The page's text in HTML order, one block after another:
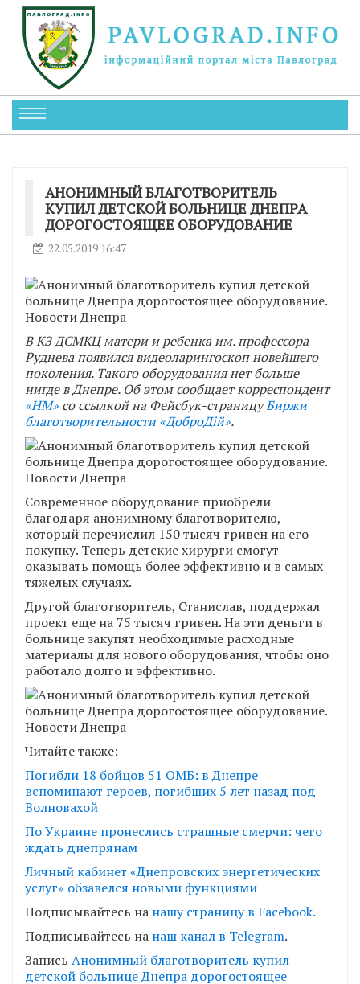
АНОНИМНЫЙ БЛАГОТВОРИТЕЛЬ
КУПИЛ ДЕТСКОЙ БОЛЬНИЦЕ ДНЕПРА
ДОРОГОСТОЯЩЕЕ ОБОРУДОВАНИЕ
22.05.2019 16:47
В КЗ ДСМКЦ матери и ребенка им. профессора
Руднева появился видеоларингоскоп новейшего
поколения. Такого оборудования нет больше
нигде в Днепре. Об этом сообщает корреспондент
«НМ» со ссылкой на Фейсбук-страницуБиржи
благотворительности «ДоброДій».
Современное оборудование приобрели
благодаря анонимному благотворителю,
который перечислил 150 тысяч гривен на его
покупку. Теперь детские хирурги смогут
оказывать помощь более эффективно и в самых
тяжелых случаях.
Другой благотворитель, Станислав, поддержал
проект еще на 75 тысяч гривен. На эти деньги в
больнице закупят необходимые расходные
материалы для нового оборудования, чтобы оно
работало долго и эффективно.
Читайте также:
Погибли 18 бойцов 51 ОМБ: в Днепре
вспоминают героев, погибших 5 лет назад под
Волновахой
По Украине пронеслись страшные смерчи: чего
ждать днепрянам
Личный кабинет «Днепровских энергетических
услуг» обзавелся новыми функциями
Подписывайтесь на нашу страницу в Facebook.
Подписывайтесь на наш канал в Telegram.
Запись Анонимный благотворитель купил
детской больнице Днепра дорогостоящее